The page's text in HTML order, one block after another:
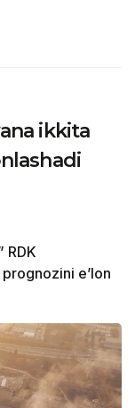
ikkita
RDK
e’lon